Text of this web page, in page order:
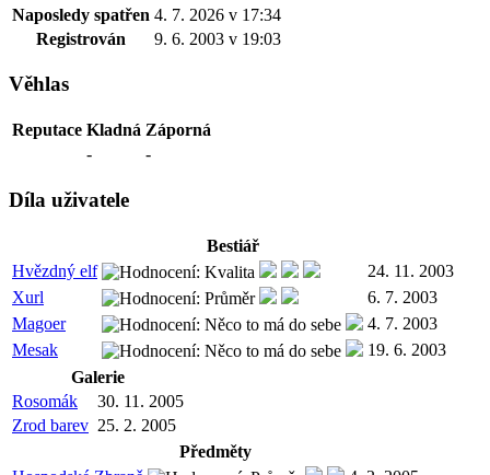
Naposledy spatřen 4. 7. 2026 v 17:34
Registrován
9. 6. 2003 v 19:03
Věhlas
Reputace Kladná Záporná
-
-
Díla uživatele
Bestiář
Hvězdný elf
24. 11. 2003
Xurl
6. 7. 2003
Magoer
4. 7. 2003
Mesak
19. 6. 2003
Galerie
Rosomák
30. 11. 2005
Zrod barev 25. 2. 2005
Předměty